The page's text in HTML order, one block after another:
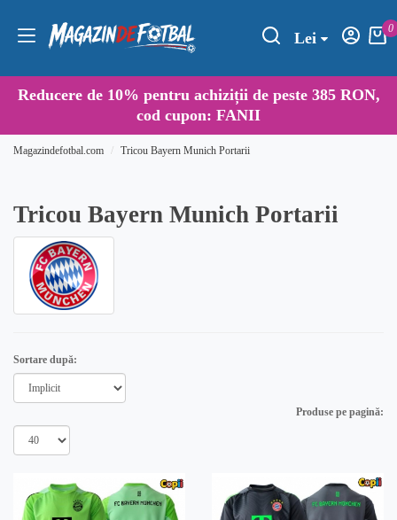
Lei
0
Reducere de 10% pentru achiziții de peste 385 RON,
cod cupon: FANII
Magazindefotbal.com Tricou Bayern Munich Portarii
Tricou Bayern Munich Portarii
Sortare după:
Produse pe pagină: